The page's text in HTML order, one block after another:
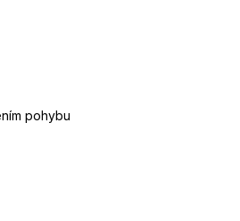
pohybu